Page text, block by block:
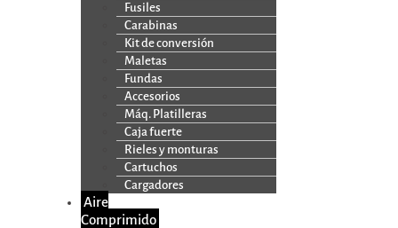
Fusiles
Carabinas
Kit de conversión
Maletas
Fundas
Accesorios
Máq. Platilleras
Caja fuerte
Rieles y monturas
Cartuchos
Cargadores
Aire
Comprimido